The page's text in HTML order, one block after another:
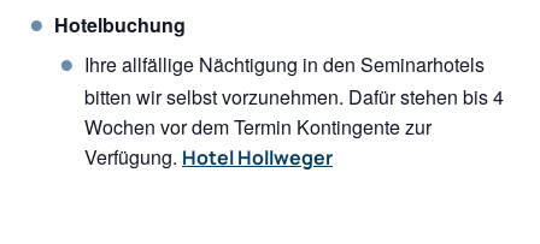
Hotelbuchung
Ihre allfällige Nächtigung in den Seminarhotels
bitten wir selbst vorzunehmen. Dafür stehen bis 4
Wochen vor dem Termin Kontingente zur
Verfügung. Hotel Hollweger